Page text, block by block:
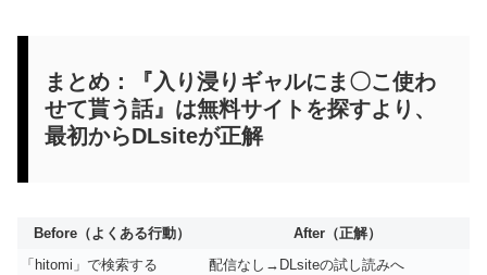
まとめ：『入り浸りギャルにま〇こ使わ
せて貰う話』は無料サイトを探すより、
最初からDLsiteが正解
Before（よくある行動）
After（正解）
「hitomi」で検索する
配信なし→DLsiteの試し読みへ